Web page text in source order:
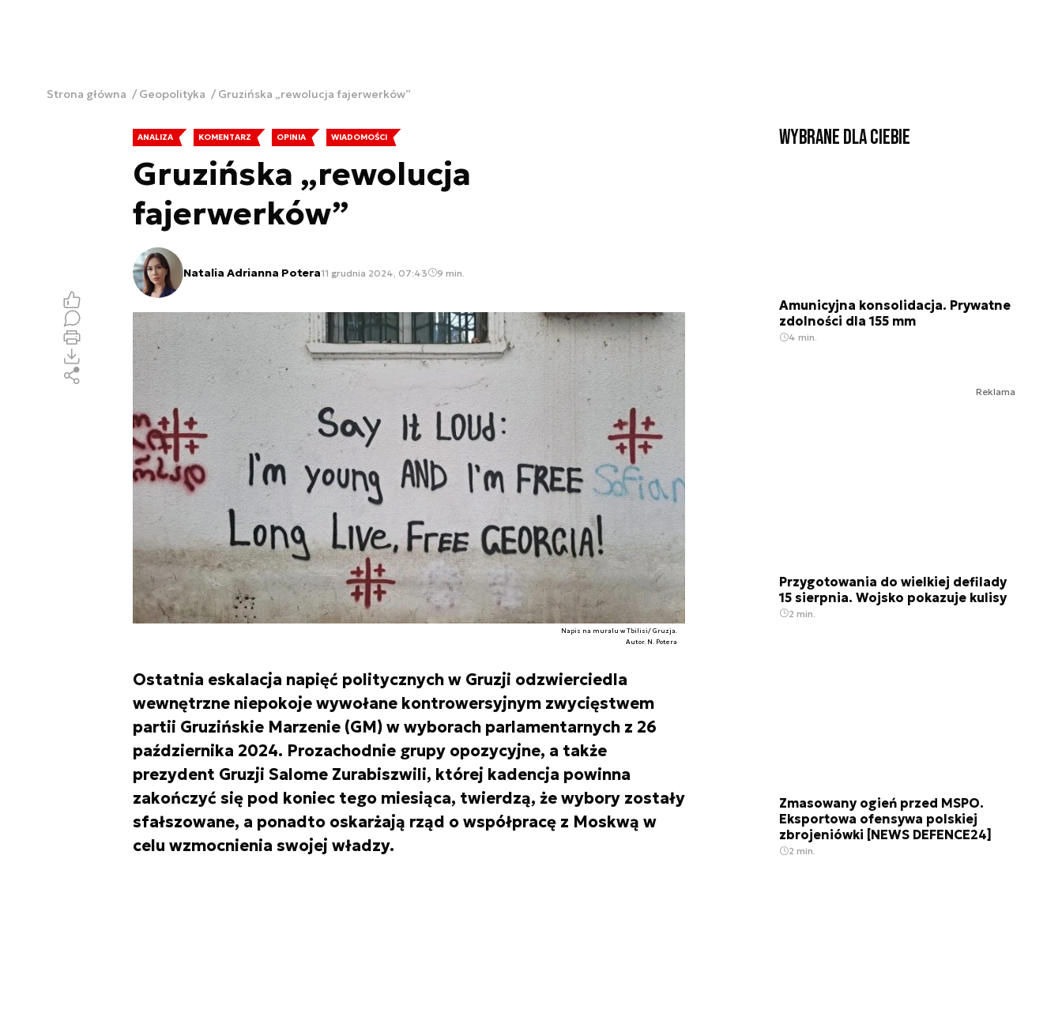
Strona główna Geopolityka Gruzińska „rewolucja fajerwerków”
ANALIZA KOMENTARZ OPINIA WIADOMOŚCI
Gruzińska „rewolucja
fajerwerków”
Natalia Adrianna Potera11 grudnia 2024, 07:43 9 min.
Napis na muralu w Tbilisi/ Gruzja.
Autor. N. Potera
Ostatnia eskalacja napięć politycznych w Gruzji odzwierciedla
wewnętrzne niepokoje wywołane kontrowersyjnym zwycięstwem
partii Gruzińskie Marzenie (GM) w wyborach parlamentarnych z 26
października 2024. Prozachodnie grupy opozycyjne, a także
prezydent Gruzji Salome Zurabiszwili, której kadencja powinna
zakończyć się pod koniec tego miesiąca, twierdzą, że wybory zostały
sfałszowane, a ponadto oskarżają rząd o współpracę z Moskwą w
celu wzmocnienia swojej władzy.
Wybrane dla Ciebie
Amunicyjna konsolidacja. Prywatne
zdolności dla 155 mm
4 min.
Reklama
Przygotowania do wielkiej defilady
15 sierpnia. Wojsko pokazuje kulisy
2 min.
Zmasowany ogień przed MSPO.
Eksportowa ofensywa polskiej
zbrojeniówki [NEWS DEFENCE24]
2 min.